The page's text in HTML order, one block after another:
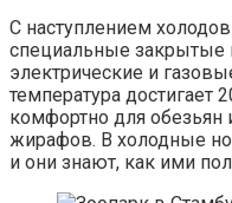
С наступлением
специальные закрытые
электрические и
температура достигает
комфортно для
жирафов. В холодные
и они знают, как ими